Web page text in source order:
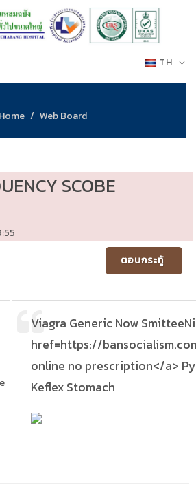
TH
Home Web Board
SCOBE
ตอบกระทู้
Viagra Generic Now
href=https://
online no prescription</a>
Keflex Stomach